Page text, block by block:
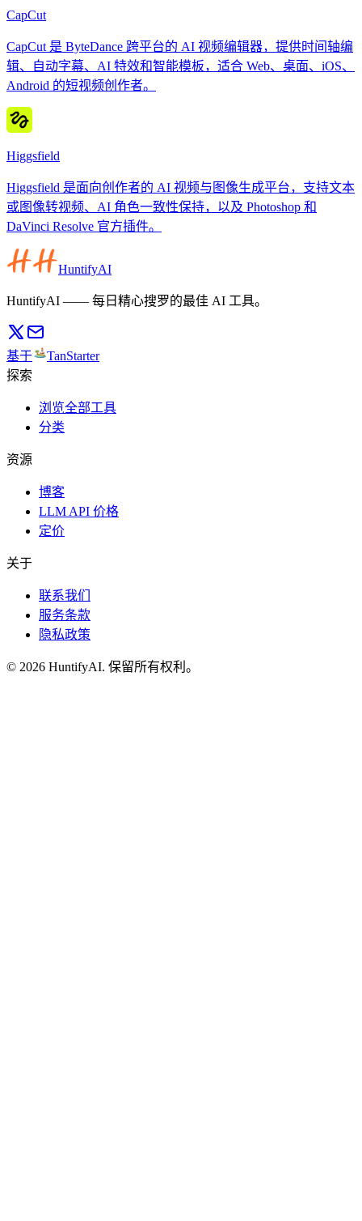
CapCut
CapCut 是 ByteDance 跨平台的 AI 视频编辑器，提供时间轴编
辑、自动字幕、AI 特效和智能模板，适合 Web、桌面、iOS、
Android 的短视频创作者。
Higgsfield
Higgsfield 是面向创作者的 AI 视频与图像生成平台，支持文本
或图像转视频、AI 角色一致性保持，以及 Photoshop 和
DaVinci Resolve 官方插件。
HuntifyAI
HuntifyAI —— 每日精心搜罗的最佳 AI 工具。
基于
TanStarter
探索
浏览全部工具
分类
资源
博客
LLM API 价格
定价
关于
联系我们
服务条款
隐私政策
© 2026 HuntifyAI. 保留所有权利。